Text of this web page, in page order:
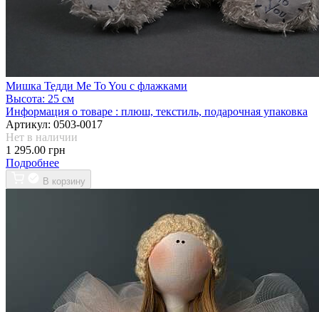
Мишка Тедди Me To You с флажками
Высота: 25 см
Информация о товаре : плюш, текстиль, подарочная упаковка
Артикул: 0503-0017
Нет в наличии
1 295.00 грн
Подробнее
В корзину